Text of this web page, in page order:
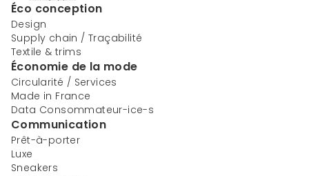
Éco conception
Design
Supply chain / Traçabilité
Textile & trims
Économie de la mode
Circularité / Services
Made in France
Data Consommateur-ice-s
Communication
Prêt-à-porter
Luxe
Sneakers